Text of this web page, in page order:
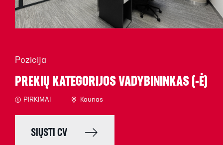
Pozicija
PREKIŲ KATEGORIJOS VADYBININKAS (-Ė)
PIRKIMAI Kaunas
SIŲSTI CV